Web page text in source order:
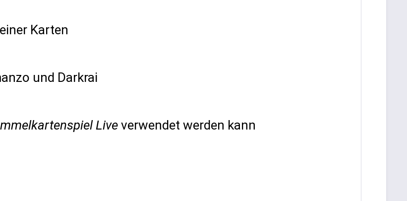
Karten
und Darkrai
Live verwendet werden kann